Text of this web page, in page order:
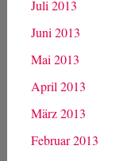
Februar 2014
Januar 2014
Dezember 2013
November 2013
Oktober 2013
September 2013